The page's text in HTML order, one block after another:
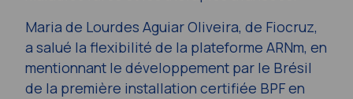
Maria de Lourdes Aguiar Oliveira, de Fiocruz,
a salué la flexibilité de la plateforme ARNm, en
mentionnant le développement par le Brésil
de la première installation certifiée BPF en